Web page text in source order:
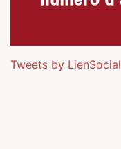
Tweets by LienSocial